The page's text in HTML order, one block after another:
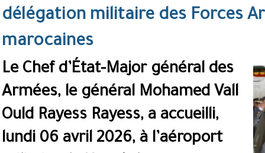
délégation militaire des Forces
marocaines
Le Chef d’État-Major général des
Armées, le général Mohamed Vall
Ould Rayess Rayess, a accueilli,
lundi 06 avril 2026, à l’aéroport